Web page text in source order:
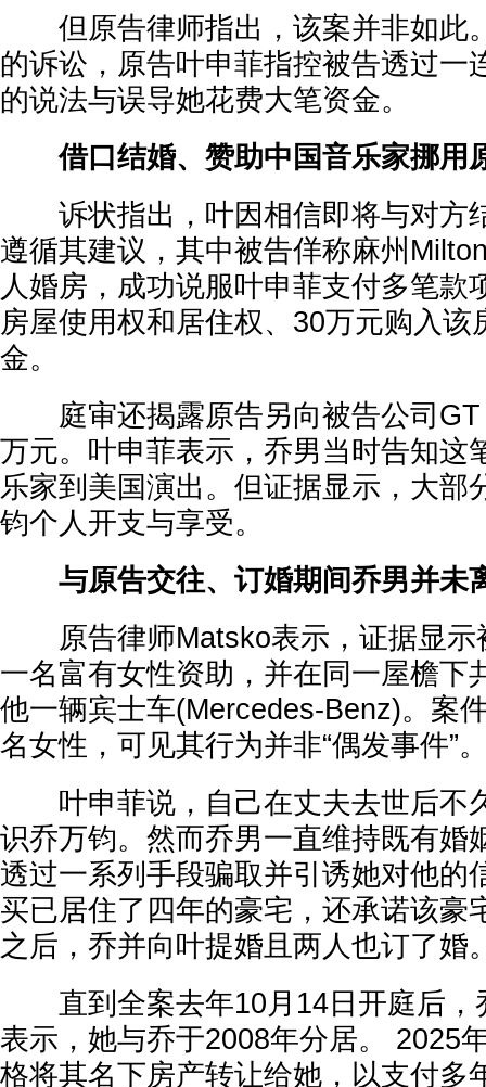
但原告律师指出，该案并非如此
的诉讼，原告叶申菲指控被告透过一
的说法与误导她花费大笔资金。
借口结婚、赞助中国音乐家挪用
诉状指出，叶因相信即将与对方
遵循其建议，其中被告佯称麻州
人婚房，成功说服叶申菲支付多笔款
房屋使用权和居住权、30万元购入该
金。
庭审还揭露原告另向被告公司GT
万元。叶申菲表示，乔男当时告知这
乐家到美国演出。但证据显示，大部
钧个人开支与享受。
与原告交往、订婚期间乔男并未
原告律师Matsko表示，证据显示
一名富有女性资助，并在同一屋檐下
他一辆宾士车(Mercedes-Benz)。案
名女性，可见其行为并非“偶发事件”
叶申菲说，自己在丈夫去世后不
识乔万钧。然而乔男一直维持既有婚
透过一系列手段骗取并引诱她对他的
买已居住了四年的豪宅，还承诺该豪
之后，乔并向叶提婚且两人也订了婚
直到全案去年10月14日开庭后，
表示，她与乔于2008年分居。 2025
格将其名下房产转让给她，以支付多